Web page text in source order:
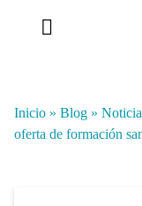
Inicio » Blog »
oferta de formación